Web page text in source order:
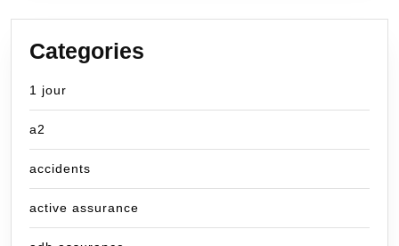
Categories
1 jour
a2
accidents
active assurance